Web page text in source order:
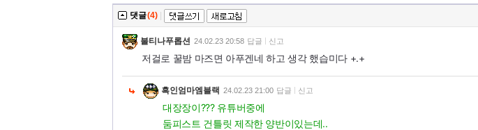
댓글(4) |
불티나푸롭션 24.02.23 20:58 답글 신고
저걸로 꿀밤 마즈면 아푸겐네 하고 생각 했습미다 +.+
흑인엄마엠블랙 24.02.23 21:00 답글 신고
대장장이??? 유튜버중에
둠피스트 건틀릿 제작한 양반이있는데..